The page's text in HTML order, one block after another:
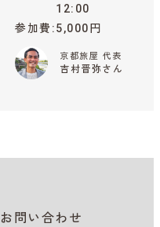
12:00
参加費 5,000円
京都旅屋 代表
吉村晋弥さん
お問い合わせ